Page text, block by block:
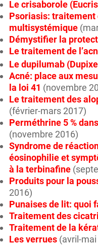
Le crisaborole
Psoriasis: traitement
multisystémique
Démystifier la
Le traitement de
Le dupilumab
Acné: place aux
la loi 41 (novembre
Le traitement des
(février-mars 2017)
Perméthrine 5 %
(novembre 2016)
Syndrome de
éosinophilie et
à la terbinafine
Produits pour la
2016)
Punaises de lit: quoi
Traitement des
Traitement de la
Les verrues (avril-